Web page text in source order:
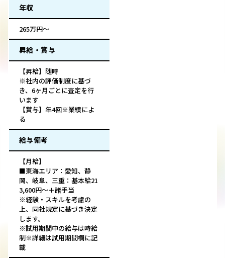
年収
265万円～
昇給・賞与
【昇給】随時
※社内の評価制度に基づ
き、6ヶ月ごとに査定を行
います
【賞与】年4回※業績によ
る
給与備考
【月給】
■東海エリア：愛知、静
岡、岐阜、三重：基本給21
3,600円～＋諸手当
※経験・スキルを考慮の
上、同社規定に基づき決定
します。
※試用期間中の給与は時給
制※詳細は試用期間欄に記
載